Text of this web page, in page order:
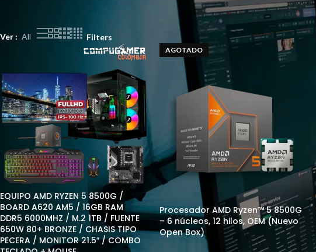
Ver All Filters
EQUIPO AMD RYZEN 5 8500G /
BOARD A620 AM5 / 16GB RAM
DDR5 6000MHZ / M.2 1TB / FUENTE
650W 80+ BRONZE / CHASIS TIPO
PECERA / MONITOR 21.5″ / COMBO
AGOTADO
Procesador AMD Ryzen™ 5 8500G
– 6 núcleos, 12 hilos, OEM (Nuevo
Open Box)